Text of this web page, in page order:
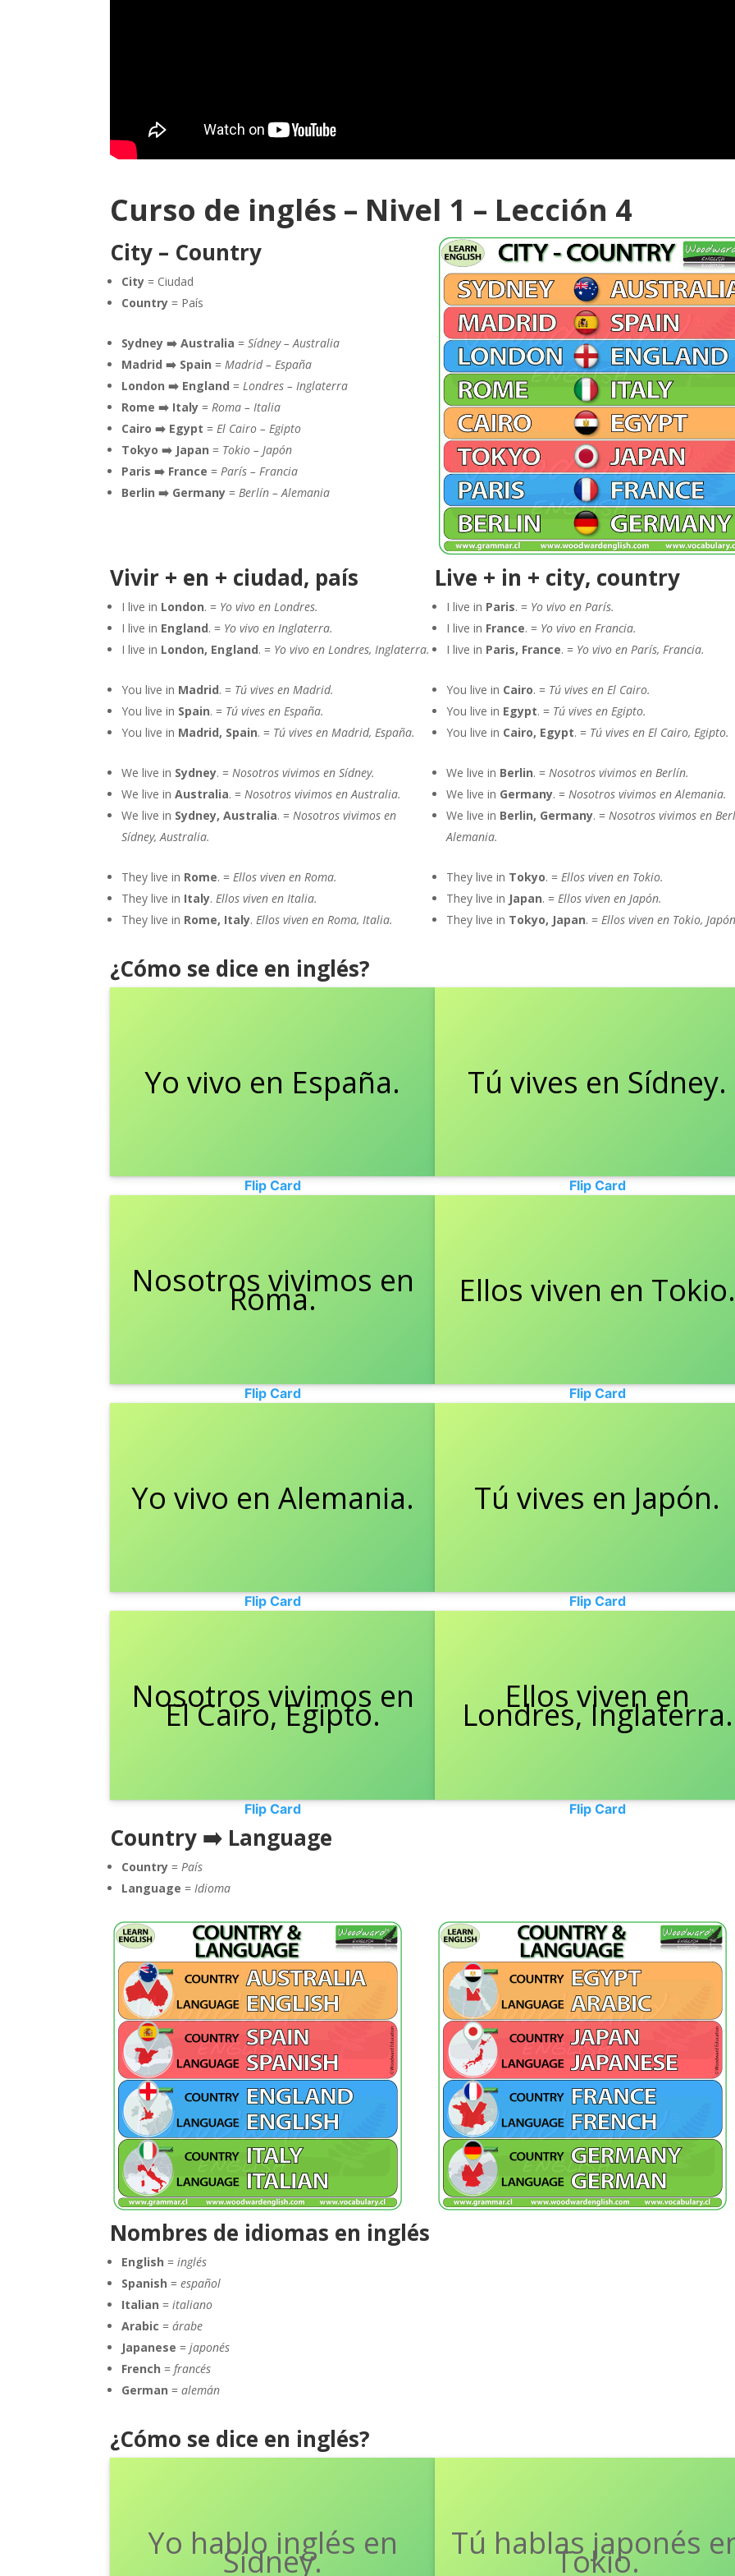
Curso de inglés – Nivel 1 – Lección 4
City – Country
City = Ciudad
Country = País
Sydney ➡️ Australia =Sídney – Australia
Madrid ➡️ Spain =Madrid – España
London ➡️ England =Londres – Inglaterra
Rome ➡️ Italy =Roma – Italia
Cairo ➡️ Egypt =El Cairo – Egipto
Tokyo ➡️ Japan = Tokio – Japón
Paris ➡️ France =París – Francia
Berlin ➡️ Germany =Berlín – Alemania
Vivir + en + ciudad, país
I live in London. = Yo vivo en Londres.
I live in England. = Yo vivo en Inglaterra.
I live in London, England. = Yo vivo en Londres, Inglaterra.
You live in Madrid. = Tú vives en Madrid.
You live in Spain. = Tú vives en España.
You live in Madrid, Spain. = Tú vives en Madrid, España.
We live in Sydney. =Nosotros vivimos en Sídney.
We live inAustralia. =Nosotros vivimos en Australia.
We live in Sydney, Australia. =Nosotros vivimos en
Sídney, Australia.
They live in Rome. =Ellos viven en Roma.
They live in Italy.Ellos viven en Italia.
They live in Rome, Italy.Ellos viven en Roma, Italia.
Live + in + city, country
I live in Paris. = Yo vivo en París.
I live in France. = Yo vivo en Francia.
I live in Paris, France. = Yo vivo en París, Francia.
You live in Cairo. = Tú vives en El Cairo.
You live in Egypt. = Tú vives en Egipto.
You live in Cairo, Egypt. = Tú vives en El Cairo, Egipto.
We live in Berlin. =Nosotros vivimos en Berlín.
We live in Germany. =Nosotros vivimos en Alemania.
We live in Berlin, Germany. =Nosotros vivimos en
Alemania.
They live in Tokyo. =Ellos viven en Tokio.
They live in Japan. =Ellos viven enJapón.
They live in Tokyo, Japan. =Ellos viven en Tokio,
¿Cómo se dice en inglés?
Yo vivo en España.
I live in Spain.
Flip Card
Tú vives en Sídney.
You live in Sydney.
Flip Card
Nosotros vivimos en
Roma.
We live in Rome.
Flip Card
Ellos viven en
They live in Tokyo.
Flip Card
Yo vivo en Alemania.
I live in Germany.
Flip Card
Tú vives en Japón.
You live in Japan.
Flip Card
Nosotros vivimos en
El Cairo, Egipto.
We live in Cairo,
Egypt.
Flip Card
Ellos viven en
Londres, Inglaterra.
They live in London,
England.
Flip Card
Country ➡️ Language
Country =País
Language =Idioma
Nombres de idiomas en inglés
English =inglés
Spanish =español
Italian =italiano
Arabic =árabe
Japanese =japonés
French =francés
German =alemán
¿Cómo se dice en inglés?
Yo hablo inglés en
Sídney.
I speak English in
Sydney. Tú hablas japonés
Tokio.
You speak Japanese
in Japan.